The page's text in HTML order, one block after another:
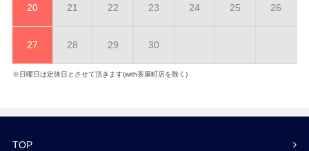
20 21 22 23 24 25 26
27 28 29 30
※日曜日は定休日とさせて頂きます(with茶屋町店を除く)
TOP